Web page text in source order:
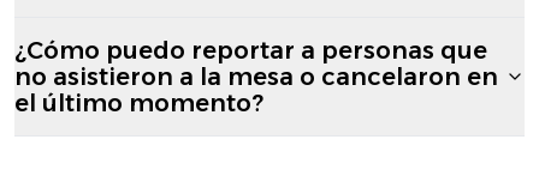
¿Cómo puedo reportar a personas que
no asistieron a la mesa o cancelaron en
el último momento?